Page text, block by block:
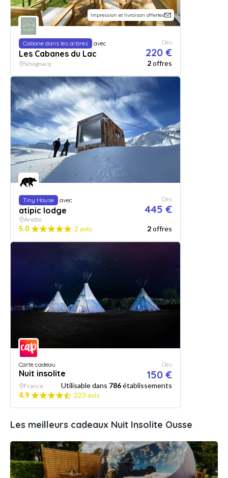
Impression et livraison offertes
Cabane dans les arbres avec
Les Cabanes du Lac
Dès
220 €
Sévignacq 2offres
Tiny House avec
atipic lodge
Dès
445 €
Arette
5.0 2 avis 2offres
Carte cadeau
Nuit insolite
Dès
150 €
France Utilisable dans 786établissements
4.9
223 avis
Les meilleurs cadeaux Nuit Insolite Ousse